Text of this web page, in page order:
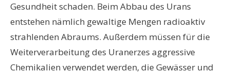
Gesundheit schaden. Beim Abbau des Urans
entstehen nämlich gewaltige Mengen radioaktiv
strahlenden Abraums. Außerdem müssen für die
Weiterverarbeitung des Uranerzes aggressive
Chemikalien verwendet werden, die Gewässer und